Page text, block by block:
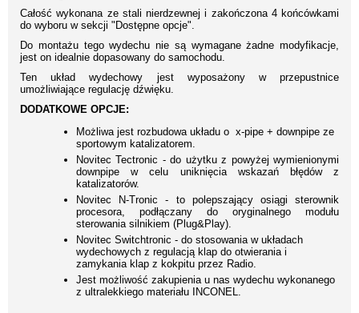
Całość wykonana ze stali nierdzewnej i zakończona 4 końcówkami
do wyboru w sekcji "Dostępne opcje".
Do montażu tego wydechu nie są wymagane żadne modyfikacje,
jest on idealnie dopasowany do samochodu.
Ten układ wydechowy jest wyposażony w przepustnice
umożliwiające regulację dźwięku.
DODATKOWE OPCJE:
Możliwa jest rozbudowa układu o x-pipe + downpipe ze
sportowym katalizatorem.
Novitec Tectronic - do użytku z powyżej wymienionymi
downpipe w celu uniknięcia wskazań błędów z
katalizatorów.
Novitec N-Tronic - to polepszający osiągi sterownik
procesora, podłączany do oryginalnego modułu
sterowania silnikiem (Plug&Play).
Novitec Switchtronic - do stosowania w układach
wydechowych z regulacją klap do otwierania i
zamykania klap z kokpitu przez Radio.
Jest możliwość zakupienia u nas wydechu wykonanego
z ultralekkiego materiału INCONEL.